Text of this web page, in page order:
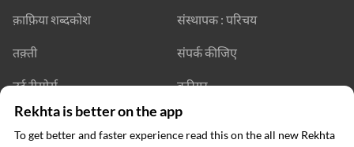
क़ाफ़िया शब्दकोश
तक़्ती
उर्दू रीसोर्स
अपना काम रेख़्ता को भेजें
संस्थापक : परिचय
संपर्क कीजिए
करियर
रेख़्ता एक्सप्लोरर
Rekhta is better on the app
To get better and faster experience read this on the all new Rekhta